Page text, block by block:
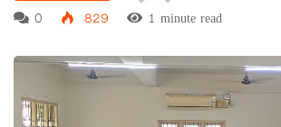
0
829 1 minute read